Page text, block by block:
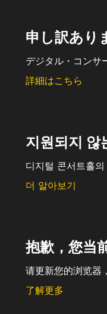
申し訳あり
デジタル・コンサ
詳細はこちら
지원되지 않
디지털 콘서트홀
더 알아보기
抱歉，您当
请更新您的浏览器
了解更多